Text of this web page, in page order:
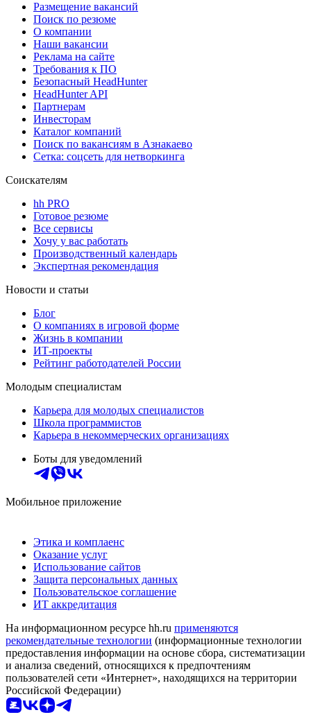
Размещение вакансий
Поиск по резюме
О компании
Наши вакансии
Реклама на сайте
Требования к ПО
Безопасный HeadHunter
HeadHunter API
Партнерам
Инвесторам
Каталог компаний
Поиск по вакансиям в Азнакаево
Сетка: соцсеть для нетворкинга
Соискателям
hh PRO
Готовое резюме
Все сервисы
Хочу у вас работать
Производственный календарь
Экспертная рекомендация
Новости и статьи
Блог
О компаниях в игровой форме
Жизнь в компании
ИТ-проекты
Рейтинг работодателей России
Молодым специалистам
Карьера для молодых специалистов
Школа программистов
Карьера в некоммерческих организациях
Боты для уведомлений
Мобильное приложение
Этика и комплаенс
Оказание услуг
Использование сайтов
Защита персональных данных
Пользовательское соглашение
ИТ аккредитация
На информационном ресурсе hh.ru применяются
рекомендательные технологии (информационные технологии
предоставления информации на основе сбора, систематизации
и анализа сведений, относящихся к предпочтениям
пользователей сети «Интернет», находящихся на территории
Российской Федерации)